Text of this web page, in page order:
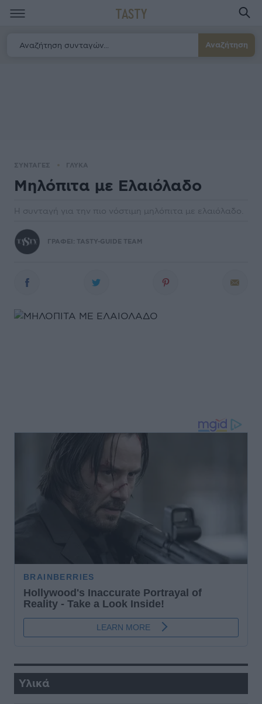
TASTY
Αναζήτηση
ΣΥΝΤΑΓΕΣ ΓΛΥΚΑ
Μηλόπιτα με Ελαιόλαδο
Η συνταγή για την πιο νόστιμη μηλόπιτα με ελαιόλαδο.
ΓΡΑΦΕΙ: TASTY-GUIDE TEAM
Υλικά